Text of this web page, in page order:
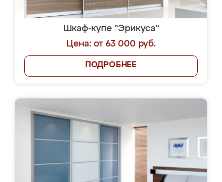
Шкаф-купе "Эрикуса"
Цена: от 63 000 руб.
ПОДРОБНЕЕ